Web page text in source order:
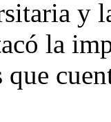
y
la